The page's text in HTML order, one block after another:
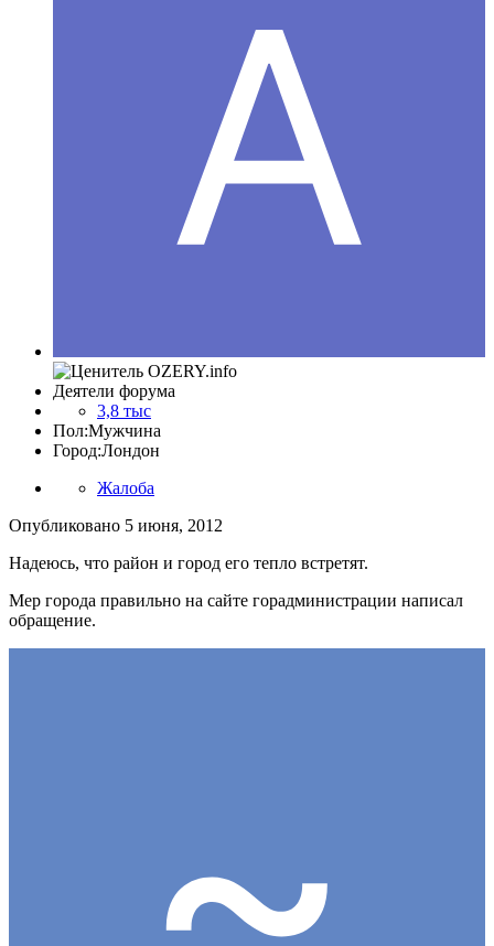
Деятели форума
3,8 тыс
Пол:Мужчина
Город:Лондон
Жалоба
Опубликовано 5 июня, 2012
Надеюсь, что район и город его тепло встретят.
Мер города правильно на сайте горадминистрации написал
обращение.